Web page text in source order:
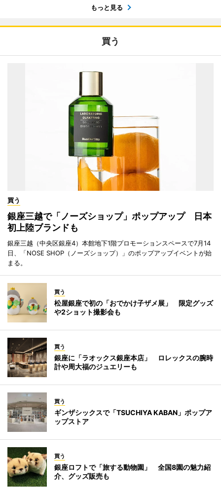
もっと見る
買う
買う
銀座三越で「ノーズショップ」ポップアップ 日本
初上陸ブランドも
銀座三越（中央区銀座4）本館地下1階プロモーションスペースで7月14
日、「NOSE SHOP（ノーズショップ）」のポップアップイベントが始
まる。
買う
松屋銀座で初の「おでかけ子ザメ展」 限定グッズ
や2ショット撮影会も
買う
銀座に「ラオックス銀座本店」 ロレックスの腕時
計や周大福のジュエリーも
買う
ギンザシックスで「TSUCHIYA KABAN」ポップア
ップストア
買う
銀座ロフトで「旅する動物園」 全国8園の魅力紹
介、グッズ販売も